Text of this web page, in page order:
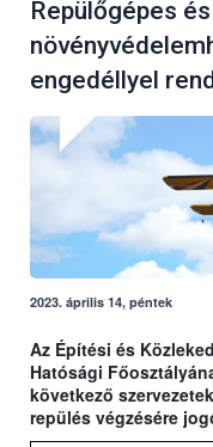
Repülőgépes
engedéllyel
2023. április 14, péntek
Az Építési és
Hatósági
következő
repülés végzésére